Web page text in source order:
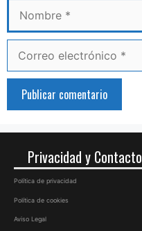
Privacidad y Contacto
Política de privacidad
Política de cookies
Aviso Legal